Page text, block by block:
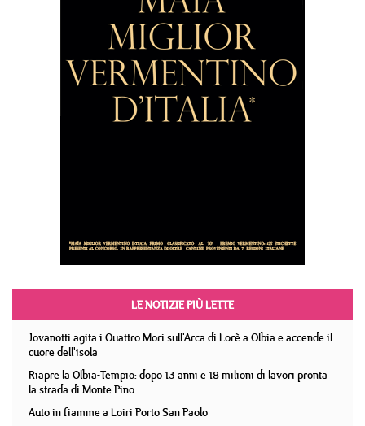
LE NOTIZIE PIÙ LETTE
Jovanotti agita i Quattro Mori sull'Arca di Lorè a Olbia e accende il
cuore dell'isola
Riapre la Olbia-Tempio: dopo 13 anni e 18 milioni di lavori pronta
la strada di Monte Pino
Auto in fiamme a Loiri Porto San Paolo